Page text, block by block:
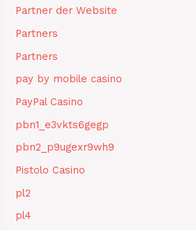
Partner der Website
Partners
Partners
pay by mobile casino
PayPal Casino
pbn1_e3vkts6gegp
pbn2_p9ugexr9wh9
Pistolo Casino
pl2
pl4